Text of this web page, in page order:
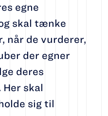
egne
skal tænke
når de vurderer,
der egner
deres
skal
sig til